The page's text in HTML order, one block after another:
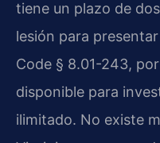
tiene un plazo de
lesión para
Code § 8.01-243,
disponible para
ilimitado. No existe